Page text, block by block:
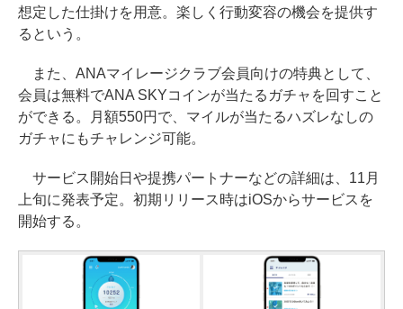
想定した仕掛けを用意。楽しく行動変容の機会を提供す
るという。
また、ANAマイレージクラブ会員向けの特典として、
会員は無料でANA SKYコインが当たるガチャを回すこと
ができる。月額550円で、マイルが当たるハズレなしの
ガチャにもチャレンジ可能。
サービス開始日や提携パートナーなどの詳細は、11月
上旬に発表予定。初期リリース時はiOSからサービスを
開始する。